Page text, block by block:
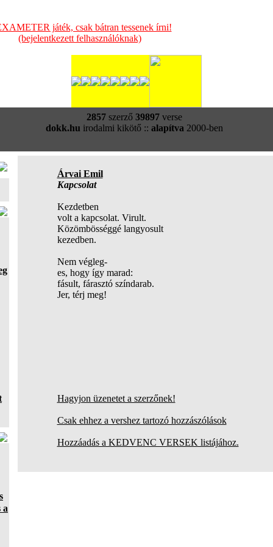
játék, csak bátran tessenek írni!
(bejelentkezett felhasználóknak)
2857szerző 39897verse
dokk.hu irodalmi kikötő :: alapítva 2000-ben
a
Árvai Emil
Kapcsolat
Kezdetben
volt a kapcsolat. Virult.
Közömbösséggé langyosult
kezedben.
Nem végleg-
es, hogy így marad:
fásult, fárasztó színdarab.
Jer, térj meg!
Hagyjon üzenetet a szerzőnek!
Csak ehhez a vershez tartozó hozzászólások
Hozzáadás a KEDVENC VERSEK listájához.